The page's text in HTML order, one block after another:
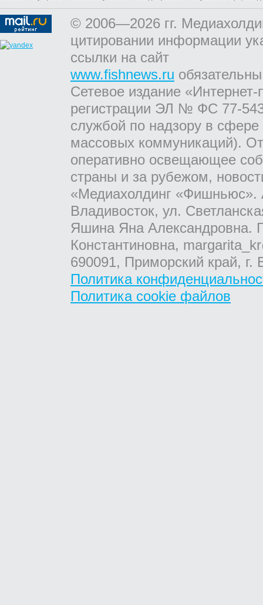
© 2006—2026 гг.
цитировании информации
ссылки на сайт
www.fishnews.ru
Сетевое издание
регистрации ЭЛ № ФС 77-
службой по надзору в
массовых коммуникаций).
оперативно освещающее
страны и за рубежом,
«Медиахолдинг «Фишньюс».
Владивосток, ул.
Яшина Яна Александровна.
Константиновна,
690091, Приморский край,
Политика
Политика cookie файлов